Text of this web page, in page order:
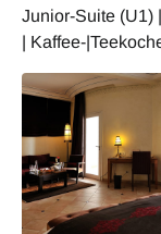
Junior-Suite (U1)
| Kaffee-